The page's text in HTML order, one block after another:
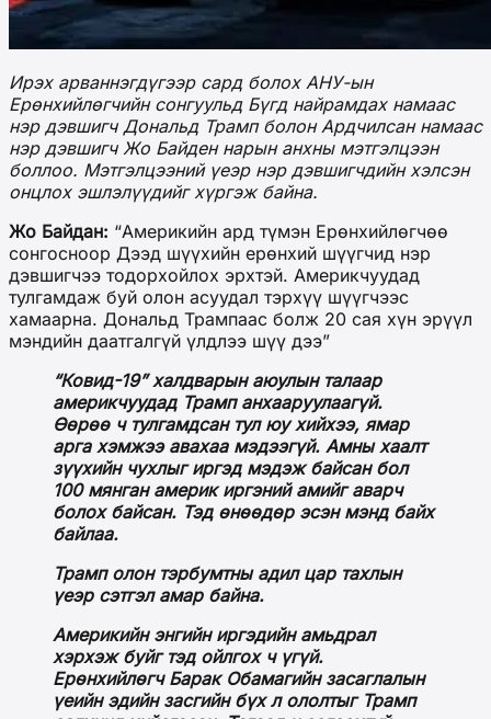
Ирэх арваннэгдүгээр сард болох АНУ-ын
Ерөнхийлөгчийн сонгуульд Бүгд найрамдах намаас
нэр дэвшигч Дональд Трамп болон Ардчилсан намаас
нэр дэвшигч Жо Байден нарын анхны мэтгэлцээн
боллоо. Мэтгэлцээний үеэр нэр дэвшигчдийн хэлсэн
онцлох эшлэлүүдийг хүргэж байна.
Жо Байдан: “Америкийн ард түмэн Ерөнхийлөгчөө
сонгосноор Дээд шүүхийн ерөнхий шүүгчид нэр
дэвшигчээ тодорхойлох эрхтэй. Америкчуудад
тулгамдаж буй олон асуудал тэрхүү шүүгчээс
хамаарна. Дональд Трампаас болж 20 сая хүн эрүүл
мэндийн даатгалгүй үлдлээ шүү дээ”
“Ковид-19” халдварын аюулын талаар
америкчуудад Трамп анхааруулаагүй.
Өөрөө ч тулгамдсан тул юу хийхээ, ямар
арга хэмжээ авахаа мэдээгүй. Амны хаалт
зүүхийн чухлыг иргэд мэдэж байсан бол
100 мянган америк иргэний амийг аварч
болох байсан. Тэд өнөөдөр эсэн мэнд байх
байлаа.
Трамп олон тэрбумтны адил цар тахлын
үеэр сэтгэл амар байна.
Америкийн энгийн иргэдийн амьдрал
хэрхэж буйг тэд ойлгох ч үгүй.
Ерөнхийлөгч Барак Обамагийн засаглалын
үеийн эдийн засгийн бүх л ололтыг Трамп